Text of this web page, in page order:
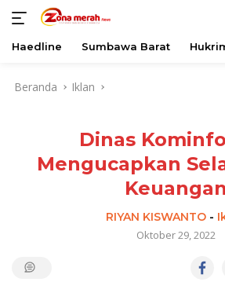
Haedline Sumbawa Barat
Beranda Iklan
Dinas
Mengucapkan
Keuangan
RIYAN KISWANTO -
Oktober 29, 2022